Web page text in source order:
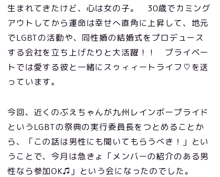
生まれてきたけど、心は女の子。 30歳でカミング
アウトしてから運命は幸せへ直角に上昇して、地元
でLGBTの活動や、同性婚の結婚式をプロデュース
する会社を立ち上げたりと大活躍！！ プライベー
トでは愛する彼と一緒にスゥィィートライフ♡を送
っています。
今回、近くのぶえちゃんが九州レインボープライド
というLGBTの祭典の実行委員長をつとめることか
ら、「この話は男性にも聞いてもらうべき！」とい
うことで、今月は急きょ「メンバーの紹介のある男
性なら参加OK♫」という会になったのでした。